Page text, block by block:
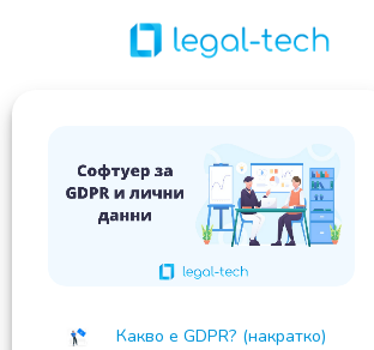
Какво е GDPR? (накратко)